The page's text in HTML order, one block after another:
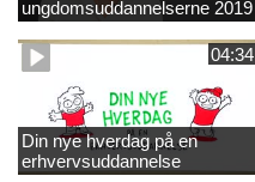
ungdomsuddannelserne 2019
04:34
Din nye hverdag på en
erhvervsuddannelse